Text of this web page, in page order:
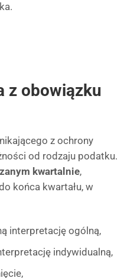
z obowiązku
z ochrony
od rodzaju podatku.
kwartalnie,
końca kwartału, w
interpretację ogólną,
indywidualną,